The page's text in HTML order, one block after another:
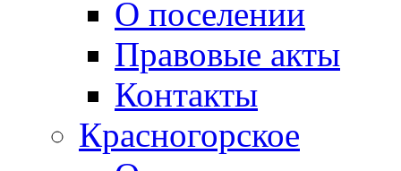
О поселении
Правовые акты
Контакты
Красногорское